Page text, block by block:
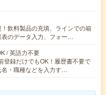
飲料製品の充填、ラインでの箱
のデータ入力、フォー…
/ 英語力不要
録だけでもOK！履歴書不要で
・職種などを入力す…